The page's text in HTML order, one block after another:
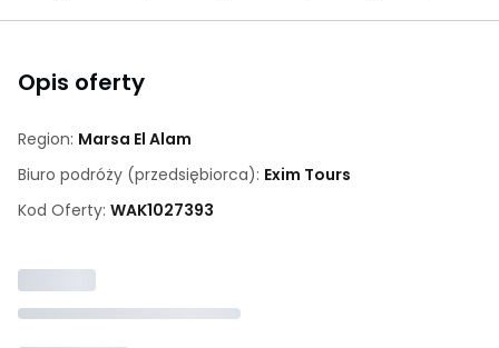
Opis oferty
Region: Marsa El Alam
Biuro podróży (przedsiębiorca): Exim Tours
Kod Oferty: WAK1027393